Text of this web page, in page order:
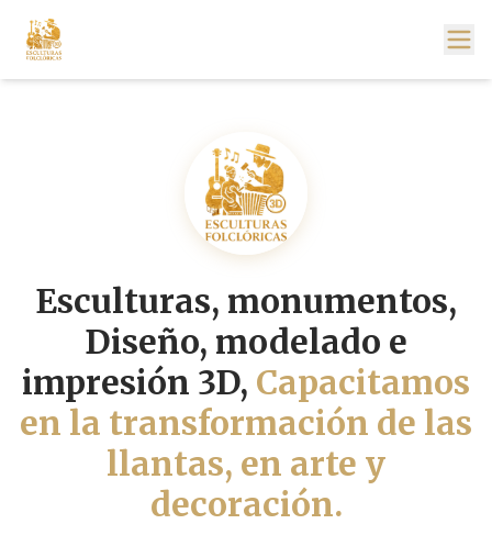
Esculturas, monumentos,
Diseño, modelado e
impresión 3D, Capacitamos
en la transformación de las
llantas, en arte y
decoración.